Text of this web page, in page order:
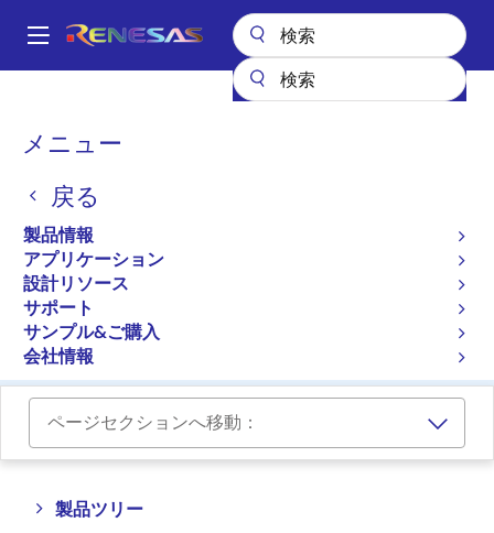
ン
Main
メニュー
戻る
製品情報
アプリケーション
設計リソース
サポート
サンプル&ご購入
会社情報
パ
く
ず
パワー & パワーマネジメント
FETドライバ
ハーフブリッジFETドライ
バ
ページセクションへ移動：
製品ツリー
Close
Open